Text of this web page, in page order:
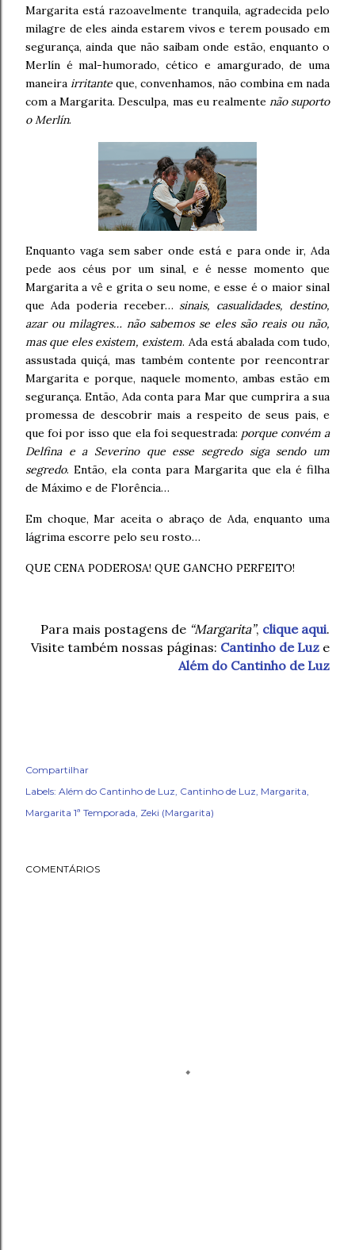
Margarita está razoavelmente tranquila, agradecida pelo
milagre de eles ainda estarem vivos e terem pousado em
segurança, ainda que não saibam onde estão, enquanto o
Merlín é mal-humorado, cético e amargurado, de uma
maneira irritante que, convenhamos, não combina em nada
com a Margarita. Desculpa, mas eu realmente não suporto
o Merlín.
Enquanto vaga sem saber onde está e para onde ir, Ada
pede aos céus por um sinal, e é nesse momento que
Margarita a vê e grita o seu nome, e esse é o maior sinal
que Ada poderia receber… sinais, casualidades, destino,
azar ou milagres… não sabemos se eles são reais ou não,
mas que eles existem, existem. Ada está abalada com tudo,
assustada quiçá, mas também contente por reencontrar
Margarita e porque, naquele momento, ambas estão em
segurança. Então, Ada conta para Mar que cumprira a sua
promessa de descobrir mais a respeito de seus pais, e
que foi por isso que ela foi sequestrada: porque convém a
Delfina e a Severino que esse segredo siga sendo um
segredo. Então, ela conta para Margarita que ela é filha
de Máximo e de Florência…
Em choque, Mar aceita o abraço de Ada, enquanto uma
lágrima escorre pelo seu rosto…
QUE CENA PODEROSA! QUE GANCHO PERFEITO!
Para mais postagens de “Margarita”, clique aqui.
Visite também nossas páginas: Cantinho de Luz e
Além do Cantinho de Luz
Compartilhar
Labels: Além do Cantinho de Luz Cantinho de Luz Margarita
Margarita 1ª Temporada Zeki (Margarita)
COMENTÁRIOS